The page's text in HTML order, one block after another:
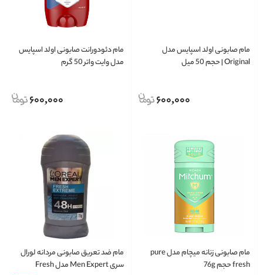
مام صابونی اولد اسپایس مدل
Original | حجم 50 میل
600,000
مام دئودورانت صابونی اولد اسپایس
مدل وایت واتر 50 گرم
600,000
مام صابونی زنانه میچام مدل pure
fresh حجم 76g
مام ضد تعریق صابونی مردانه لورال
سری Men Expert مدل Fresh